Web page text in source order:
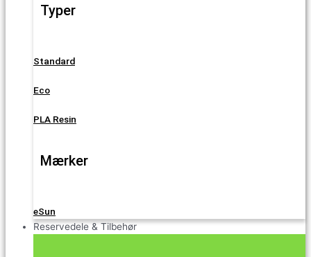
Typer
Standard
Eco
PLA Resin
Mærker
eSun
Reservedele & Tilbehør